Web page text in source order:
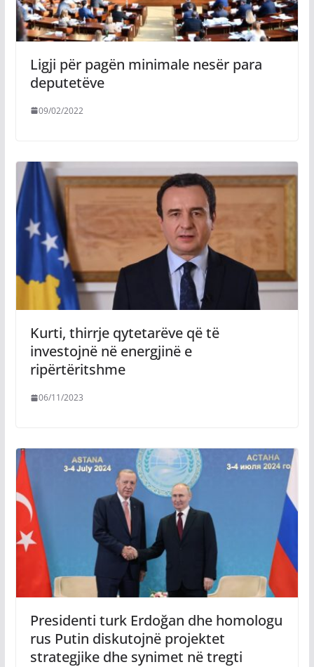
Ligji për pagën minimale nesër para
deputetëve
09/02/2022
Kurti, thirrje qytetarëve që të
investojnë në energjinë e
ripërtëritshme
06/11/2023
Presidenti turk Erdoğan dhe homologu
rus Putin diskutojnë projektet
strategjike dhe synimet në tregti